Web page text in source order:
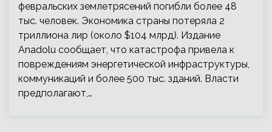
февральских землетрясений погибли более 48
тыс. человек. Экономика страны потеряла 2
триллиона лир (около $104 млрд). Издание
Anadolu сообщает, что катастрофа привела к
повреждениям энергетической инфраструктуры,
коммуникаций и более 500 тыс. зданий. Власти
предполагают,…